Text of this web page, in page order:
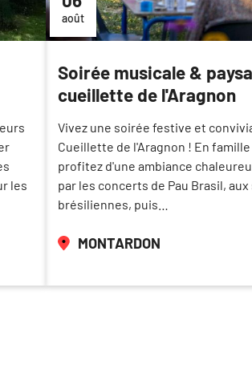
les
août
Soirée musicale &
cueillette de l'Aragnon
Vivez une soirée festive et
Cueillette de l'Aragnon ! En
profitez d'une ambiance
par les concerts de Pau Brasil,
brésiliennes, puis…
MONTARDON